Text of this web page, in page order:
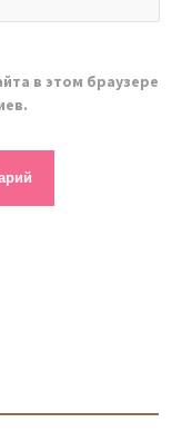
в этом браузере